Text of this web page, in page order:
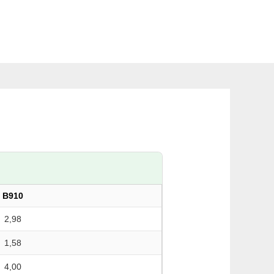
B910
2,98
1,58
4,00